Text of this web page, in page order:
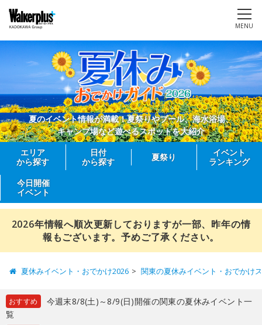
MENU
夏のイベント情報が満載！夏祭りやプール、海水浴場、
キャンプ場など遊べるスポットを大紹介
エリア
から探す
日付
から探す
夏祭り
イベント
ランキング
今日開催
イベント
2026年情報へ順次更新しておりますが一部、昨年の情
報もございます。予めご了承ください。
夏休みイベント・おでかけ2026 関東の夏休みイベント・おでかけ
おすすめ
今週末8/8(土)～8/9(日)開催の関東の夏休みイベント一
覧